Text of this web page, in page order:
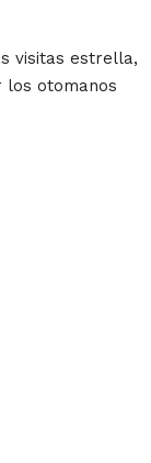
visitas estrella,
los otomanos